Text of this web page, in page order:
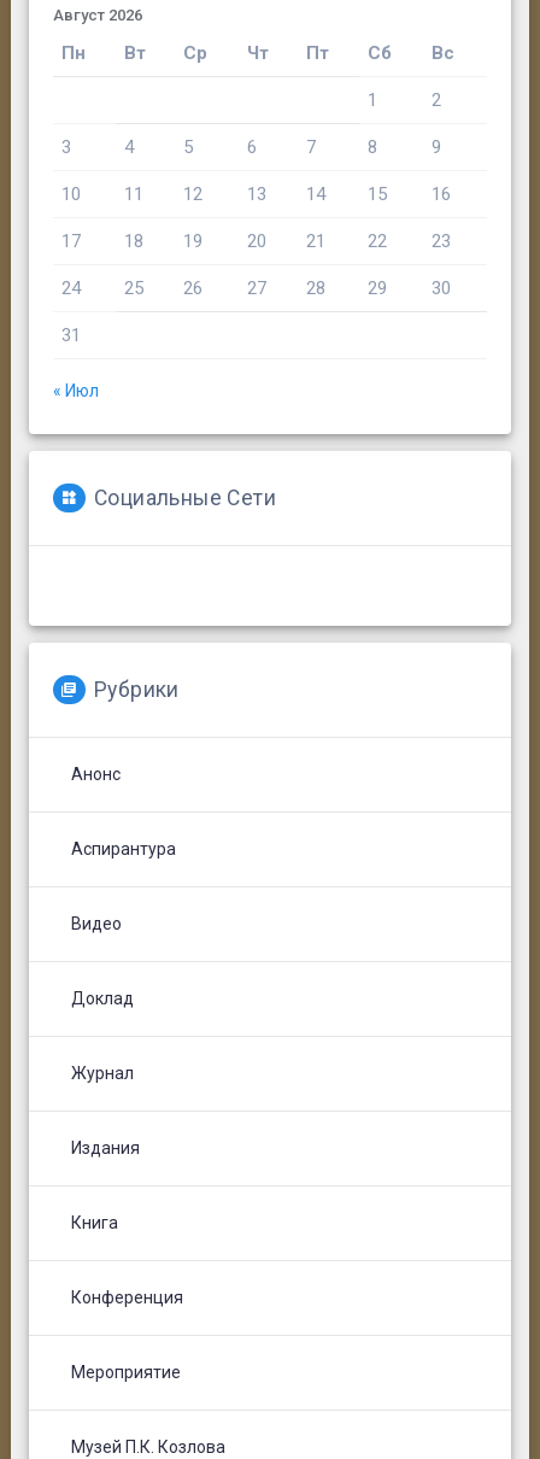
Август 2026
Пн Вт Ср Чт Пт Сб Вс
1 2
3 4 5 6 7 8 9
10 11 12 13 14 15 16
17 18 19 20 21 22 23
24 25 26 27 28 29 30
31
« Июл
Социальные Сети
Рубрики
Анонс
Аспирантура
Видео
Доклад
Журнал
Издания
Книга
Конференция
Мероприятие
Музей П.К. Козлова